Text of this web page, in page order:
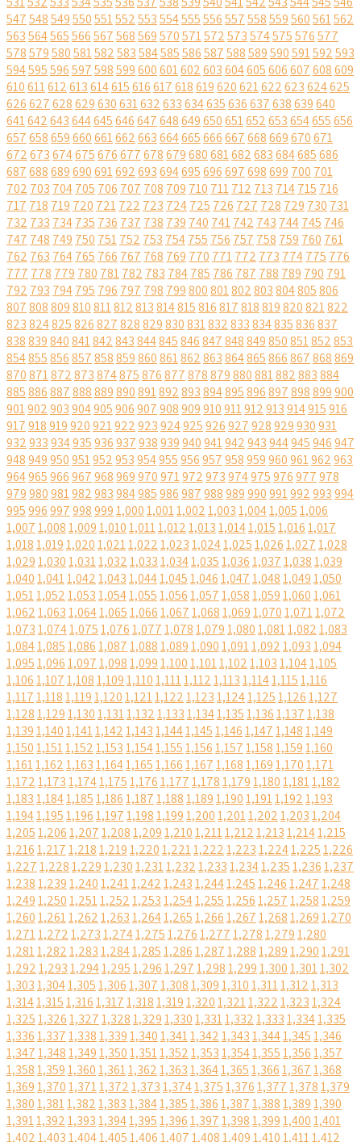
547548549550551552553554555556557558559560561562
563564565566567568569570571572573574575576577
578579580581582583584585586587588589590591592593
594595596597598599600601602603604605606607608609
610611612613614615616617618619620621622623624625
626627628629630631632633634635636637638639640
641642643644645646647648649650651652653654655656
657658659660661662663664665666667668669670671
672673674675676677678679680681682683684685686
687688689690691692693694695696697698699 700 701
702 703 704705 706 707 708 709 710 711712 713 714715 716
717 718 719 720 721722 723 724725 726 727 728 729 730 731
732 733 734735 736 737 738 739 740 741742 743 744745 746
747 748 749 750 751752 753 754755 756 757 758 759 760 761
762 763 764765 766 767 768 769 770 771772 773 774775 776
777 778 779 780 781782 783 784785 786 787 788 789 790 791
792 793 794795 796 797 798 799800801802803804805806
807808809810811812813814815816817818819820821822
823824825826827828829830831832833834835836837
838839840841842843844845846847848849850851852853
854855856857858859860861862863864865866867868869
870871872873874875876877878879880881882883884
885886887888889890891892893894895896897898899900
901902903904905906907908909910911912913914915916
917918919920921922923924925926927928929930931
932933934935936937938939940941942943944945946947
948949950951952953954955956957958959960961962963
964965966967968969970971972973974975976977978
979980981982983984985986987988989990991992993994
9959969979989991,0001,0011,0021,0031,0041,0051,006
1,0071,0081,0091,0101,0111,0121,0131,0141,0151,0161,017
1,0181,0191,0201,0211,0221,0231,0241,0251,0261,0271,028
1,0291,0301,0311,0321,0331,0341,0351,0361,0371,0381,039
1,0401,0411,0421,0431,0441,0451,0461,0471,0481,0491,050
1,0511,0521,0531,0541,0551,0561,0571,0581,0591,0601,061
1,0621,0631,0641,0651,0661,0671,0681,0691,0701,0711,072
1,0731,0741,0751,0761,0771,0781,0791,0801,0811,0821,083
1,0841,0851,0861,0871,0881,0891,0901,0911,0921,0931,094
1,0951,0961,0971,0981,0991,1001,1011,1021,1031,1041,105
1,1061,1071,1081,1091,1101,1111,1121,1131,1141,1151,116
1,1171,1181,1191,1201,1211,1221,1231,1241,1251,1261,127
1,1281,1291,1301,1311,1321,1331,1341,1351,1361,1371,138
1,1391,1401,1411,1421,1431,1441,1451,1461,1471,1481,149
1,1501,1511,1521,1531,1541,1551,1561,1571,1581,1591,160
1,1611,1621,1631,1641,1651,1661,1671,1681,1691,1701,171
1,1721,1731,1741,1751,1761,1771,1781,1791,1801,1811,182
1,1831,1841,1851,1861,1871,1881,1891,1901,1911,1921,193
1,1941,1951,1961,1971,1981,1991,2001,2011,2021,2031,204
1,2051,2061,2071,2081,2091,2101,2111,2121,2131,2141,215
1,2161,2171,2181,2191,2201,2211,2221,2231,2241,2251,226
1,2271,2281,2291,2301,2311,2321,2331,2341,2351,2361,237
1,2381,2391,2401,2411,2421,2431,2441,2451,2461,2471,248
1,2491,2501,2511,2521,2531,2541,2551,2561,2571,2581,259
1,2601,2611,2621,2631,2641,2651,2661,2671,2681,2691,270
1,2711,2721,2731,2741,2751,2761,2771,2781,2791,280
1,2811,2821,2831,2841,2851,2861,2871,2881,2891,2901,291
1,2921,2931,2941,2951,2961,2971,2981,2991,3001,3011,302
1,3031,3041,3051,3061,3071,3081,3091,3101,3111,3121,313
1,3141,3151,3161,3171,3181,3191,3201,3211,3221,3231,324
1,3251,3261,3271,3281,3291,3301,3311,3321,3331,3341,335
1,3361,3371,3381,3391,3401,3411,3421,3431,3441,3451,346
1,3471,3481,3491,3501,3511,3521,3531,3541,3551,3561,357
1,3581,3591,3601,3611,3621,3631,3641,3651,3661,3671,368
1,3691,3701,3711,3721,3731,3741,3751,3761,3771,3781,379
1,3801,3811,3821,3831,3841,3851,3861,3871,3881,3891,390
1,3911,3921,3931,3941,3951,3961,3971,3981,3991,4001,401
1,4021,4031,4041,4051,4061,4071,4081,4091,4101,4111,412